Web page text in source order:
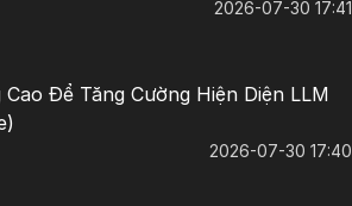
2026-07-30 17:41
Để Tăng Cường Hiện Diện LLM
2026-07-30 17:40